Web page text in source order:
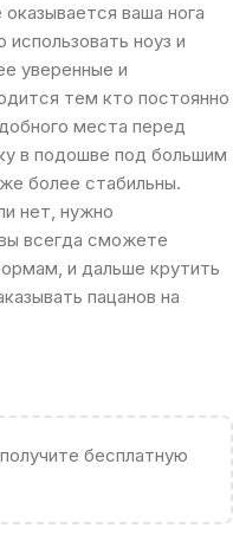
ваша нога
ноуз и
уверенные и
тем кто постоянно
места перед
в подошве под большим
более стабильны.
нет, нужно
всегда сможете
и дальше крутить
пацанов на
бесплатную